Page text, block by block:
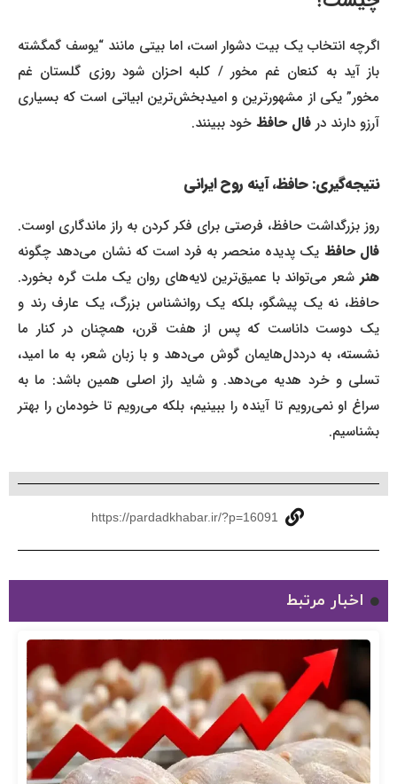
اگرچه انتخاب یک بیت دشوار است، اما بیتی مانند “یوسف گمگشته
باز آید به کنعان غم مخور / کلبه احزان شود روزی گلستان غم
مخور” یکی از مشهورترین و امیدبخش‌ترین ابیاتی است که بسیاری
آرزو دارند در فال حافظخود ببینند.
نتیجه‌گیری: حافظ، آینه روح ایرانی
روز بزرگداشت حافظ، فرصتی برای فکر کردن به راز ماندگاری اوست.
فال حافظیک پدیده منحصر به فرد است که نشان می‌دهد چگونه
هنرشعر می‌تواند با عمیق‌ترین لایه‌های روان یک ملت گره بخورد.
حافظ، نه یک پیشگو، بلکه یک روانشناس بزرگ، یک عارف رند و
یک دوست داناست که پس از هفت قرن، همچنان در کنار ما
نشسته، به درددل‌هایمان گوش می‌دهد و با زبان شعر، به ما امید،
تسلی و خرد هدیه می‌دهد. و شاید راز اصلی همین باشد: ما به
سراغ او نمی‌رویم تا آینده را ببینیم، بلکه می‌رویم تا خودمان را بهتر
بشناسیم.
https://pardadkhabar.ir/?p=16091
اخبار مرتبط